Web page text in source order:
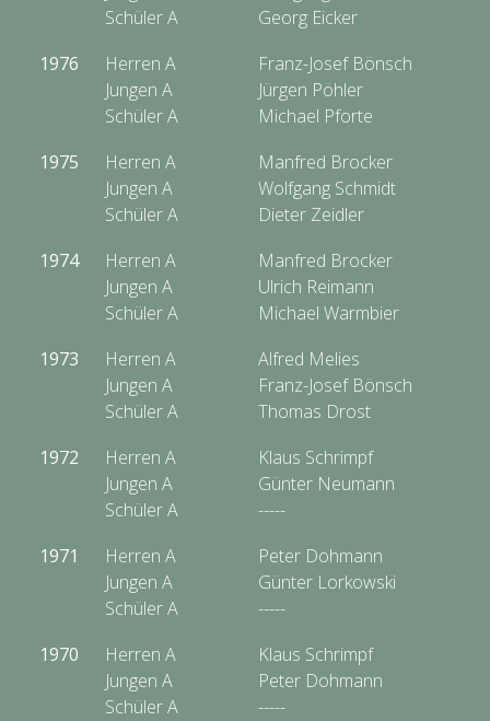
Schüler A
Georg Eicker
1976
Herren A
Jungen A
Schüler A
Franz-Josef Bönsch
Jürgen Pöhler
Michael Pforte
1975
Herren A
Jungen A
Schüler A
Manfred Brocker
Wolfgang Schmidt
Dieter Zeidler
1974
Herren A
Jungen A
Schüler A
Manfred Brocker
Ulrich Reimann
Michael Warmbier
1973
Herren A
Jungen A
Schüler A
Alfred Melies
Franz-Josef Bönsch
Thomas Drost
1972
Herren A
Jungen A
Schüler A
Klaus Schrimpf
Günter Neumann
-----
1971
Herren A
Jungen A
Schüler A
Peter Dohmann
Günter Lorkowski
-----
1970
Herren A
Jungen A
Schüler A
Klaus Schrimpf
Peter Dohmann
-----